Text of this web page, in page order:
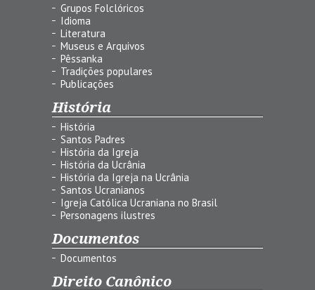
Grupos Folclóricos
Idioma
Literatura
Museus e Arquivos
Pêssanka
Tradições populares
Publicações
História
História
Santos Padres
História da Igreja
História da Ucrânia
História da Igreja na Ucrânia
Santos Ucranianos
Igreja Católica Ucraniana no Brasil
Personagens ilustres
Documentos
Documentos
Direito Canônico